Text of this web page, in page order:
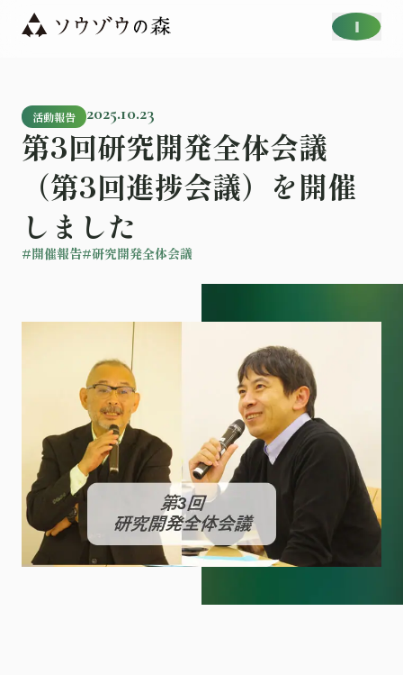
活動報告 2025.10.23
第3回研究開発全体会議
（第3回進捗会議）を開催
しました
#開催報告#研究開発全体会議